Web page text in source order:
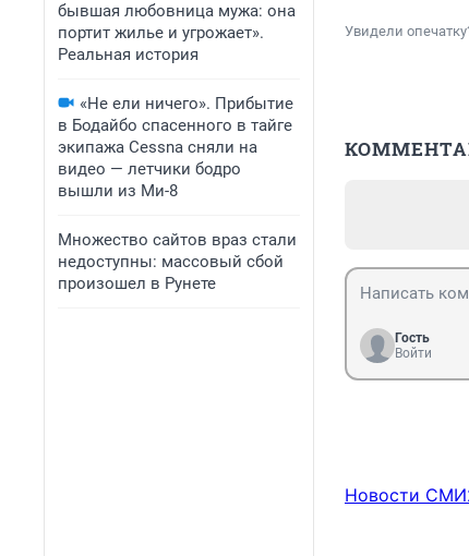
бывшая любовница мужа: она
портит жилье и угрожает».
Реальная история
«Не ели ничего». Прибытие
в Бодайбо спасенного в тайге
экипажа Cessna сняли на
видео — летчики бодро
вышли из Ми-8
Множество сайтов враз стали
недоступны: массовый сбой
произошел в Рунете
Увидели
Гость
Войти
Новости